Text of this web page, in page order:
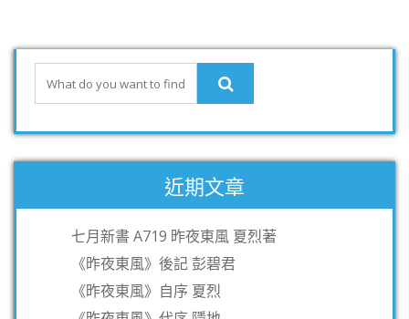
近期文章
七月新書 A719 昨夜東風 夏烈著
《昨夜東風》後記 彭碧君
《昨夜東風》自序 夏烈